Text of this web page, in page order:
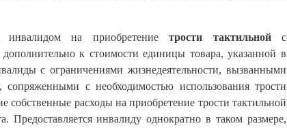
инвалидом на приобретениетрости тактильнойс
к стоимости единицы товара, указанной в
с ограничениями жизнедеятельности, вызванными
с необходимостью использования трости
расходы на приобретение трости тактильной
Предоставляется инвалиду однократно в таком размере,